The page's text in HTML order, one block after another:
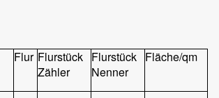
Flur Flurstück
Zähler
Flurstück
Nenner
Fläche/qm